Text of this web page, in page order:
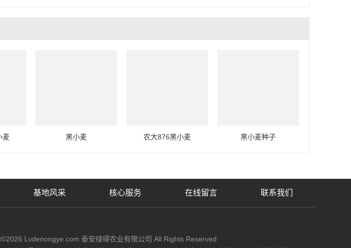
麦 黑小麦 农大876黑小麦 黑小麦种子
基地风采 核心服务 在线留言 联系我们
Lvdenongye.com 泰安绿得农业有限公司 All Rights Reserved